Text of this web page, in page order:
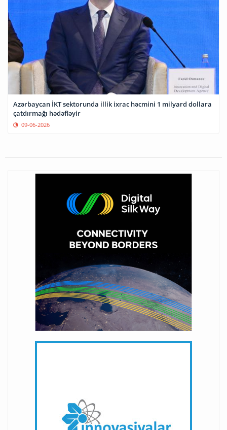
Azərbaycan İKT sektorunda illik ixrac həcmini 1 milyard dollara
çatdırmağı hədəfləyir
09-06-2026